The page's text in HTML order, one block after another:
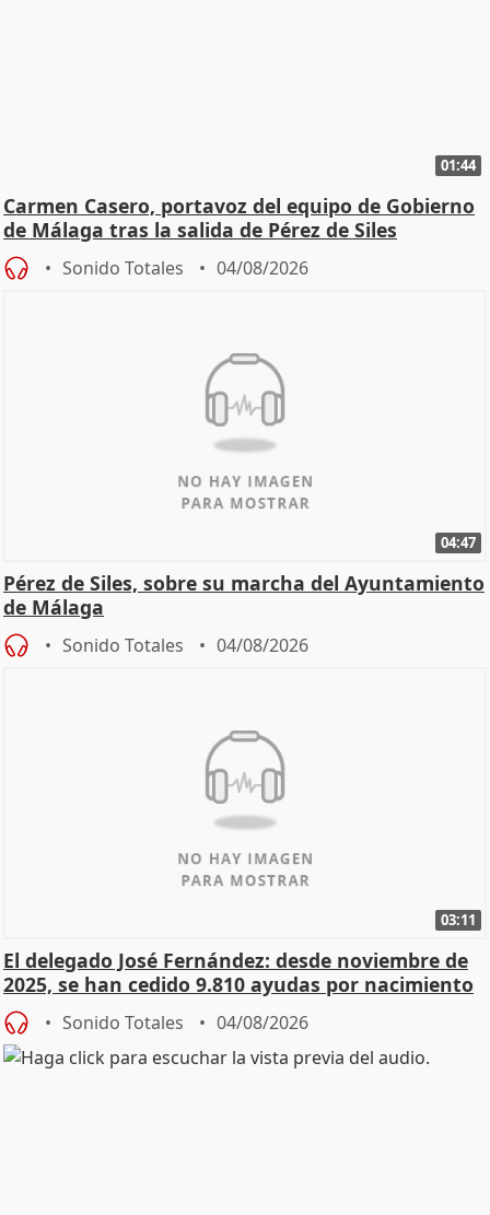
01:44
Carmen Casero, portavoz del equipo de Gobierno
de Málaga tras la salida de Pérez de Siles
Sonido Totales 04/08/2026
04:47
Pérez de Siles, sobre su marcha del Ayuntamiento
de Málaga
Sonido Totales 04/08/2026
03:11
El delegado José Fernández: desde noviembre de
2025, se han cedido 9.810 ayudas por nacimiento
Sonido Totales 04/08/2026